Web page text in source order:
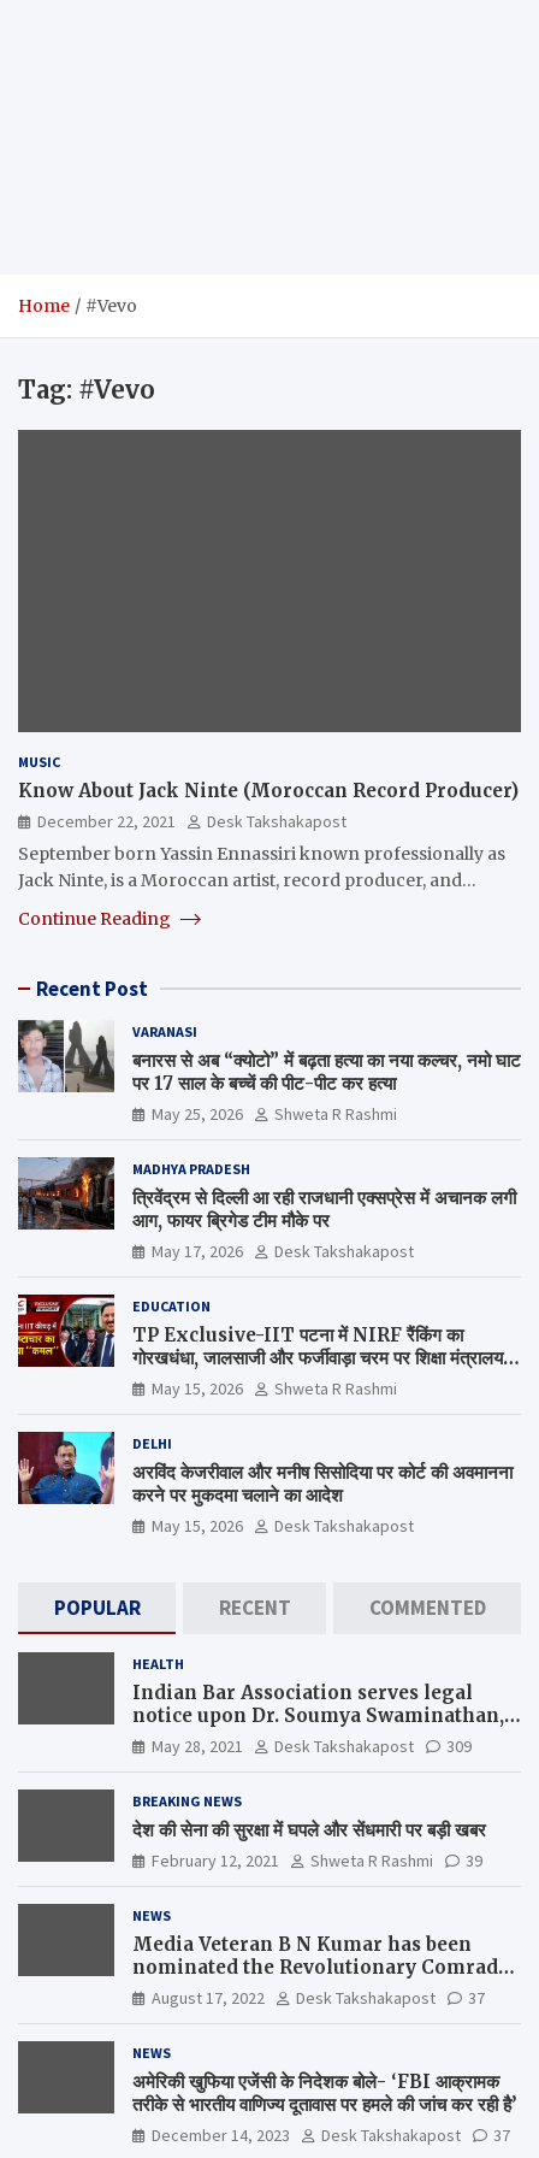
Home #Vevo
Tag: #Vevo
MUSIC
Know About Jack Ninte (Moroccan Record Producer)
December 22, 2021
Desk Takshakapost
September born Yassin Ennassiri known professionally as
Jack Ninte, is a Moroccan artist, record producer, and…
Continue Reading
Recent Post
VARANASI
बनारस से अब “क्योटो” में बढ़ता हत्या का नया कल्चर, नमो घाट
पर 17 साल के बच्चें की पीट-पीट कर हत्या
May 25, 2026 Shweta R Rashmi
MADHYA PRADESH
त्रिवेंद्रम से दिल्ली आ रही राजधानी एक्सप्रेस में अचानक लगी
आग, फायर ब्रिगेड टीम मौके पर
May 17, 2026 Desk Takshakapost
EDUCATION
TP Exclusive-IIT पटना में NIRF रैंकिंग का
गोरखधंधा, जालसाजी और फर्जीवाड़ा चरम पर शिक्षा मंत्रालय
कब जागेगा ?
May 15, 2026 Shweta R Rashmi
DELHI
अरविंद केजरीवाल और मनीष सिसोदिया पर कोर्ट की अवमानना
करने पर मुकदमा चलाने का आदेश
May 15, 2026 Desk Takshakapost
POPULAR RECENT COMMENTED
HEALTH
Indian Bar Association serves legal
notice upon Dr. Soumya Swaminathan,
the Chief Scientist, WHO
May 28, 2021 Desk Takshakapost 309
BREAKING NEWS
देश की सेना की सुरक्षा में घपले और सेंधमारी पर बड़ी खबर
February 12, 2021 Shweta R Rashmi 39
NEWS
Media Veteran B N Kumar has been
nominated the Revolutionary Comrade
Shiv Varma Media Award 2022-23
August 17, 2022 Desk Takshakapost 37
NEWS
अमेरिकी खुफिया एजेंसी के निदेशक बोले- ‘FBI आक्रामक
तरीके से भारतीय वाणिज्य दूतावास पर हमले की जांच कर रही है’
December 14, 2023 Desk Takshakapost 37